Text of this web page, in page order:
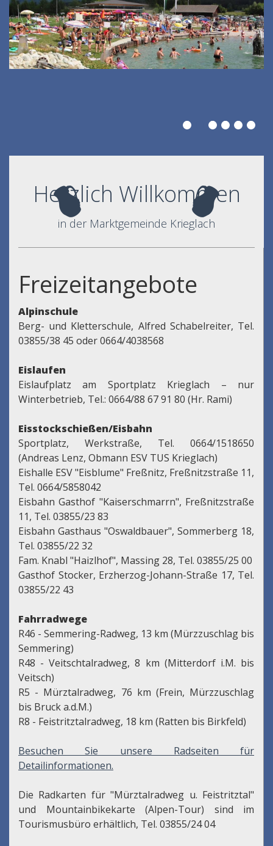
Herzlich Willkommen
in der Marktgemeinde Krieglach
Freizeitangebote
Alpinschule
Berg- und Kletterschule, Alfred Schabelreiter, Tel.
03855/38 45 oder 0664/4038568
Eislaufen
Eislaufplatz am Sportplatz Krieglach – nur
Winterbetrieb, Tel.: 0664/88 67 91 80 (Hr. Rami)
Eisstockschießen/Eisbahn
Sportplatz, Werkstraße, Tel. 0664/1518650
(Andreas Lenz, Obmann ESV TUS Krieglach)
Eishalle ESV "Eisblume" Freßnitz, Freßnitzstraße 11,
Tel. 0664/5858042
Eisbahn Gasthof "Kaiserschmarrn", Freßnitzstraße
11, Tel. 03855/23 83
Eisbahn Gasthaus "Oswaldbauer", Sommerberg 18,
Tel. 03855/22 32
Fam. Knabl "Haizlhof", Massing 28, Tel. 03855/25 00
Gasthof Stocker, Erzherzog-Johann-Straße 17, Tel.
03855/22 43
Fahrradwege
R46 - Semmering-Radweg, 13 km (Mürzzuschlag bis
Semmering)
R48 - Veitschtalradweg, 8 km (Mitterdorf i.M. bis
Veitsch)
R5 - Mürztalradweg, 76 km (Frein, Mürzzuschlag
bis Bruck a.d.M.)
R8 - Feistritztalradweg, 18 km (Ratten bis Birkfeld)
Besuchen Sie unsere Radseiten für
Detailinformationen.
Die Radkarten für "Mürztalradweg u. Feistritztal"
und Mountainbikekarte (Alpen-Tour) sind im
Tourismusbüro erhältlich, Tel. 03855/24 04